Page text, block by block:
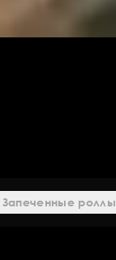
Запеченные роллы